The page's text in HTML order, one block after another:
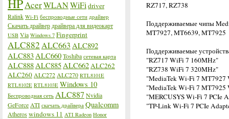
HPAcerWLANWiFi driver
Ralink Wi-Fi беспроводные сети драйвер
Скачать драйвер драйвера для видеокарт
USB Via Windows 7 Fingerprint
ALC882 ALC663 ALC892
ALC883ALC660Toshiba сетевая карта
ALC888ALC885ALC662ALC262
ALC260 ALC272 ALC270 RTL8101E
RTL8102E RTL8103E Windows 10
Беспроводная сеть ALC887 Nvidia
GeForce ATI скачать драйвера Qualcomm
Atheroswindows 11 ATI Radeon Honor
RZ717, RZ738
Поддерживаемые чипы
MT7927, MT6639, MT7925
Поддерживаемые
"RZ717 WiFi 7 160MHz"
"RZ738 WiFi 7 320MHz"
"MediaTek Wi-Fi 7 MT7927
"MediaTek Wi-Fi 7 MT7925
"MERCUSYS Wi-Fi 7 PCIe
"TP-Link Wi-Fi 7 PCIe